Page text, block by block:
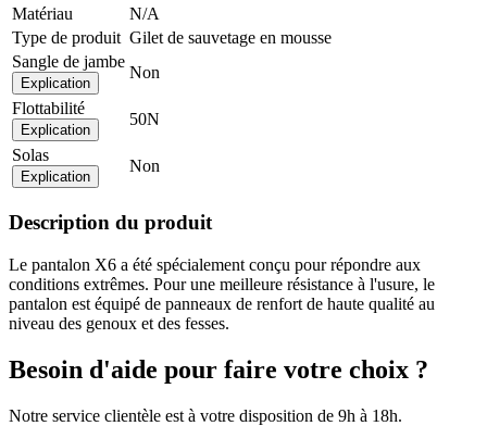
Matériau
N/A
Type de produit Gilet de sauvetage en mousse
Sangle de jambe
Explication
Non
Flottabilité
Explication
50N
Solas
Explication
Non
Description du produit
Le pantalon X6 a été spécialement conçu pour répondre aux
conditions extrêmes. Pour une meilleure résistance à l'usure, le
pantalon est équipé de panneaux de renfort de haute qualité au
niveau des genoux et des fesses.
Besoin d'aide pour faire votre choix ?
Notre service clientèle est à votre disposition de 9h à 18h.